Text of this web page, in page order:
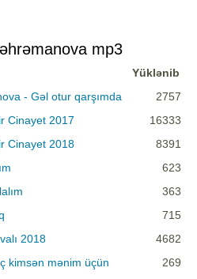
mp3
Yüklənib
- Gəl otur qarşımda
2757
Cinayet 2017
16333
Cinayet 2018
8391
623
363
715
2018
4682
kimsən mənim üçün
269